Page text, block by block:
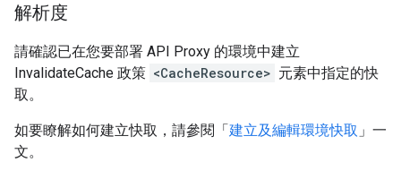
解析度
請確認已在您要部署 API Proxy 的環境中建立
InvalidateCache 政策 <CacheResource> 元素中指定的快
取。
如要瞭解如何建立快取，請參閱「建立及編輯環境快取 」一
文。